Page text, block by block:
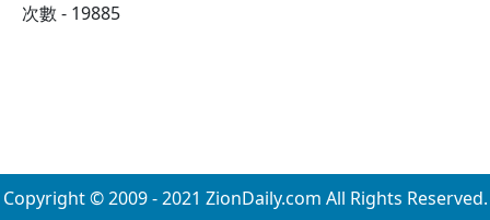
次數 - 19885
Copyright © 2009 - 2021 ZionDaily.com All Rights Reserved.